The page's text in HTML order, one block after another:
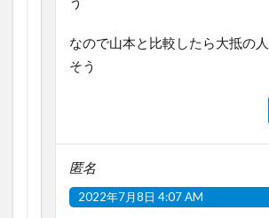
なので山本と比較したら大抵の
そう
匿名
2022年7月8日 4:07 AM